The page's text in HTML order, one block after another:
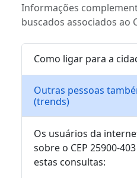
Informações
buscados associados ao
Como ligar para a
Outras pessoas
(trends)
Os usuários da
sobre o CEP 25900-
estas consultas: